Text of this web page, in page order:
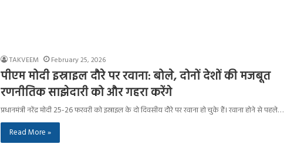
TAKVEEM February 25, 2026
पीएम मोदी इस्राइल दौरे पर रवाना: बोले, दोनों देशों की मजबूत
रणनीतिक साझेदारी को और गहरा करेंगे
प्रधानमंत्री नरेंद्र मोदी 25-26 फरवरी को इस्राइल के दो दिवसीय दौरे पर रवाना हो चुके हैं। रवाना होने से पहले…
Read More »